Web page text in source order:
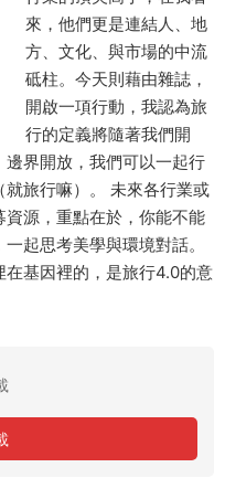
來，他們更是連結人、地
方、文化、與市場的中流
砥柱。今天則藉由雜誌，
開啟一項行動，我認為旅
行的定義將隨著我們開
界開放，我們可以一起行
旅行嘛）。 未來各行業或
源，重點在於，你能不能
起思考美學與環境對話。
基因裡的，是旅行4.0的意